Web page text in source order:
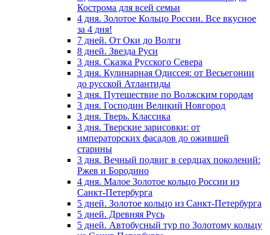
Кострома для всей семьи
4 дня. Золотое Кольцо России. Все вкусное
за 4 дня!
7 дней. От Оки до Волги
8 дней. Звезда Руси
3 дня. Сказка Русского Севера
3 дня. Кулинарная Одиссея: от Весьегонии
до русской Атлантиды
3 дня. Путешествие по Волжским городам
3 дня. Господин Великий Новгород
3 дня. Тверь. Классика
3 дня. Тверские зарисовки: от
императорских фасадов до ожившей
старины
3 дня. Вечный подвиг в сердцах поколений:
Ржев и Бородино
4 дня. Малое Золотое кольцо России из
Санкт-Петербурга
5 дней. Золотое кольцо из Санкт-Петербурга
5 дней. Древняя Русь
5 дней. Автобусный тур по Золотому кольцу